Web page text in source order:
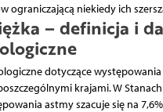
ograniczającą niekiedy ich
– definicja i
dotyczące
krajami. W
astmy szacuje się na